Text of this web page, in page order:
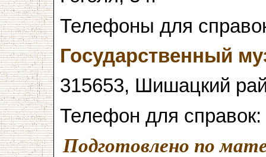
Телефоны для
Государственный
315653, Шишацкий
Телефон для справок:
Подготовлено по